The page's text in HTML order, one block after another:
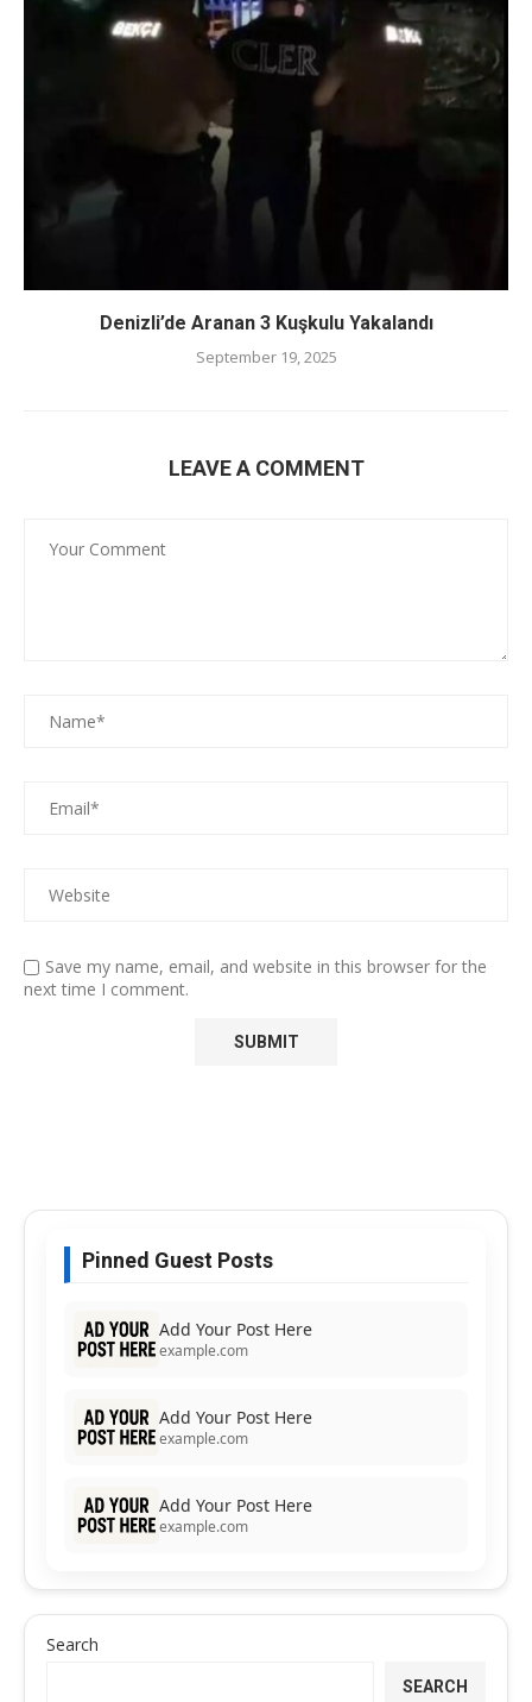
Denizli’de Aranan 3 Kuşkulu Yakalandı
September 19, 2025
LEAVE A COMMENT
Save my name, email, and website in this browser for the
next time I comment.
Pinned Guest Posts
Add Your Post Here
example.com
Add Your Post Here
example.com
Add Your Post Here
example.com
Search
SEARCH